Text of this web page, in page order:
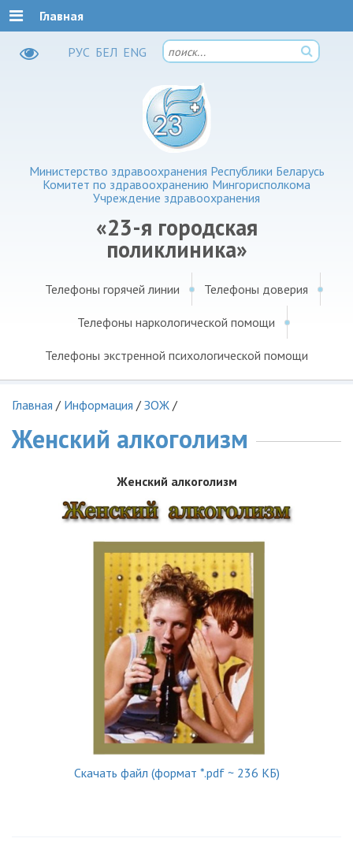
РУC БЕЛ ENG
Министерство здравоохранения Республики Беларусь
Комитет по здравоохранению Мингорисполкома
Учреждение здравоохранения
«23-я городская
поликлиника»
Главная
Телефоны горячей линии Телефоны доверия
Телефоны наркологической помощи
Телефоны экстренной психологической помощи
Главная / Информация / ЗОЖ /
Женский алкоголизм
Женский алкоголизм
Скачать файл (формат *.pdf ~ 236 КБ)